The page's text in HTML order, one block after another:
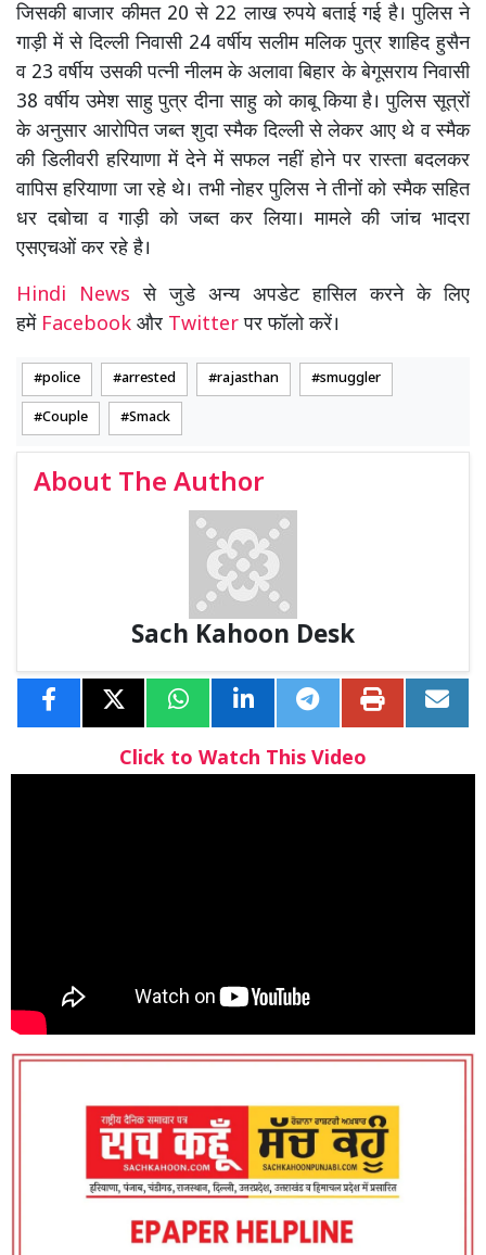
जिसकी बाजार कीमत 20 से 22 लाख रुपये बताई गई है। पुलिस ने
गाड़ी में से दिल्ली निवासी 24 वर्षीय सलीम मलिक पुत्र शाहिद हुसैन
व 23 वर्षीय उसकी पत्नी नीलम के अलावा बिहार के बेगूसराय निवासी
38 वर्षीय उमेश साहु पुत्र दीना साहु को काबू किया है। पुलिस सूत्रों
के अनुसार आरोपित जब्त शुदा स्मैक दिल्ली से लेकर आए थे व स्मैक
की डिलीवरी हरियाणा में देने में सफल नहीं होने पर रास्ता बदलकर
वापिस हरियाणा जा रहे थे। तभी नोहर पुलिस ने तीनों को स्मैक सहित
धर दबोचा व गाड़ी को जब्त कर लिया। मामले की जांच भादरा
एसएचओं कर रहे है।
Hindi Newsसे जुडे अन्य अपडेट हासिल करने के लिए
हमें Facebook और Twitterपर फॉलो करें।
police arrested rajasthan smuggler
Couple Smack
About The Author
Sach Kahoon Desk
Click to Watch This Video